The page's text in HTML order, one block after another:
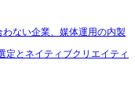
ない企業、媒体運用の内製
定とネイティブクリエイティ